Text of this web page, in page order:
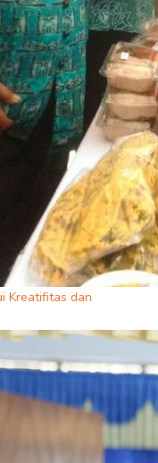
Kreatifitas dan